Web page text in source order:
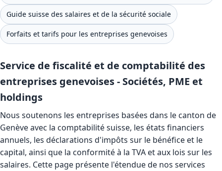
Guide suisse des salaires et de la sécurité sociale
Forfaits et tarifs pour les entreprises genevoises
Service de fiscalité et de comptabilité des
entreprises genevoises - Sociétés, PME et
holdings
Nous soutenons les entreprises basées dans le canton de
Genève avec la comptabilité suisse, les états financiers
annuels, les déclarations d'impôts sur le bénéfice et le
capital, ainsi que la conformité à la TVA et aux lois sur les
salaires. Cette page présente l'étendue de nos services